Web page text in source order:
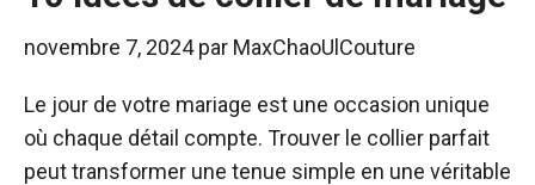
novembre 7, 2024 par MaxChaoUlCouture
Le jour de votre mariage est une occasion unique
où chaque détail compte. Trouver le collier parfait
peut transformer une tenue simple en une véritable